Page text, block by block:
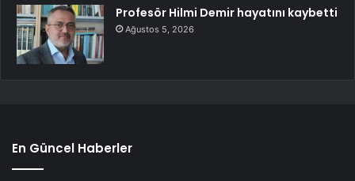
Profesör Hilmi Demir hayatını kaybetti
Ağustos 5, 2026
En Güncel Haberler